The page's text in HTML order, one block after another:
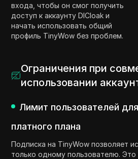
входа, чтобы он смог получить
доступ к аккаунту DICloak и
начать использовать общий
профиль TinyWow без проблем.
Ограничения при
использовании
Лимит пользователей
платного плана
Подписка на TinyWow позволяет
только одному пользователю. Это